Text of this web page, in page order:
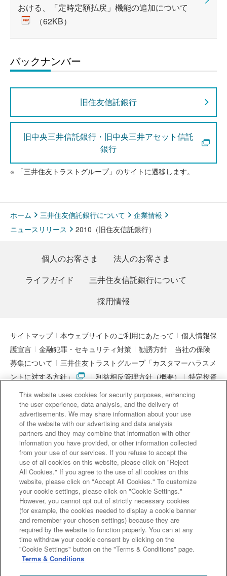
おける、「定時定額払戻」機能の追加について
（62KB）
バックナンバー
旧住友信託銀行
旧中央三井信託銀行・旧中央三井アセット信託
銀行
※ 「三井住友トラストグループ」のサイトに遷移します。
ホーム 三井住友信託銀行について
企業情報
ニュースリリース
2010（旧住友信託銀行）
個人のお客さま
法人のお客さま
ライフガイド
三井住友信託銀行について
採用情報
サイトマップ 本ウェブサイトのご利用にあたって
個人情報保
護宣言
金融犯罪・セキュリティ対策 勧誘方針
当社の保険
募集について
三井住友トラストグループ「カスタマーハラスメ
ントに対する方針」
利益相反管理方針（概要）
特定投資
家制度に関する期限日
電子決済等代行業者との連携について
「マネー・ローンダリング及びテロ資金供与対策に関するガイド
ライン」を踏まえた取り組み
アクセシビリティについて
契約代理業・銀行代理業・外国銀行代理業務について
金銭債権
等と預金等との誤認防止について
三井住友信託銀行株式会社
金融機関コード : 0294
登録金融機関 関東財務局長（登金）第649号
加入協会： 日本証券業協会、一般社団法人 資産運用業協会、
一般社団法人 金融先物取引業協会
This website uses cookies for security purposes, enhancing
the user experience, data analysis, and the delivery of
advertisements. We may share information about your use
of the website with our advertising and data analysis
partners and they may combine that information with other
information you have provided, or other information collected
from your use of our services. If you refuse to accept the
use of all cookies on this website, please click on "Reject
All Cookies." If you agree to the use of all cookies on this
website, please click on "Accept All Cookies." To customize
your cookie settings, please click on "Cookie Settings."
However, you cannot opt out of strictly necessary cookies
(for example, the cookies needed to display a cookie banner
and remember your chosen settings) because they are
required by the website to function properly. You can at any
time withdraw your cookie consent by clicking on the
"Cookie Settings" button on the "Terms & Conditions" page.
Terms & Conditions